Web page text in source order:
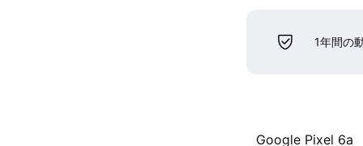
1年間の
Google Pixel 6a